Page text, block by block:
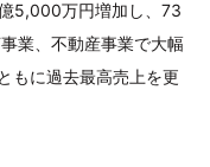
5,000万円増加し、73
業、不動産事業で大幅
もに過去最高売上を更